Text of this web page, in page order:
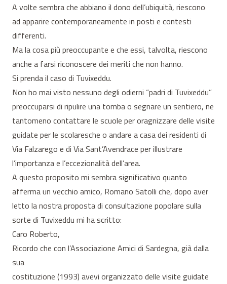
A volte sembra che abbiano il dono dell’ubiquità, riescono
ad apparire contemporaneamente in posti e contesti
differenti.
Ma la cosa più preoccupante e che essi, talvolta, riescono
anche a farsi riconoscere dei meriti che non hanno.
Si prenda il caso di Tuvixeddu.
Non ho mai visto nessuno degli odierni “padri di Tuvixeddu”
preoccuparsi di ripulire una tomba o segnare un sentiero, ne
tantomeno contattare le scuole per oragnizzare delle visite
guidate per le scolaresche o andare a casa dei residenti di
Via Falzarego e di Via Sant’Avendrace per illustrare
l’importanza e l’eccezionalità dell’area.
A questo proposito mi sembra significativo quanto
afferma un vecchio amico, Romano Satolli che, dopo aver
letto la nostra proposta di consultazione popolare sulla
sorte di Tuvixeddu mi ha scritto:
Caro Roberto,
Ricordo che con l’Associazione Amici di Sardegna, già dalla
sua
costituzione (1993) avevi organizzato delle visite guidate